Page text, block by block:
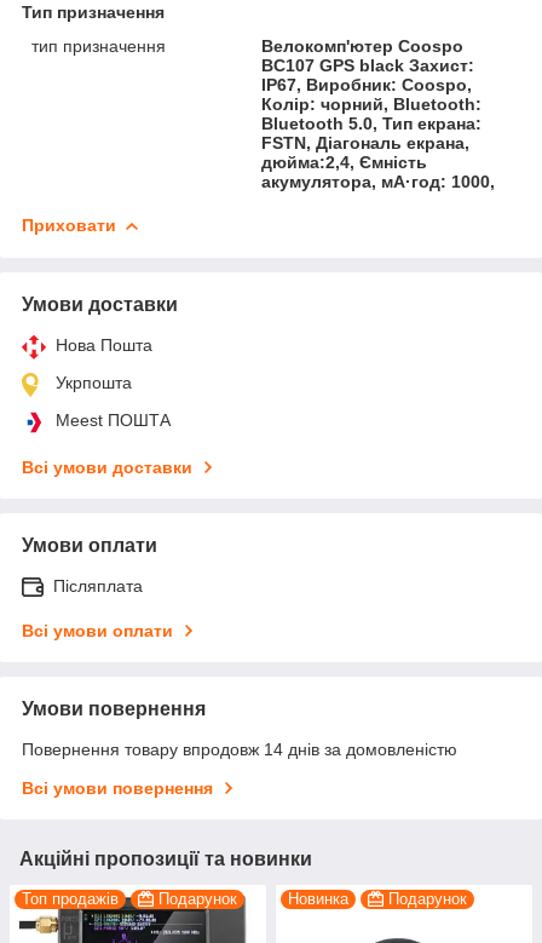
Тип призначення
тип призначення
Велокомп'ютер Coospo
BC107 GPS black Захист:
IP67, Виробник: Coospo,
Колір: чорний, Bluetooth:
Bluetooth 5.0, Тип екрана:
FSTN, Діагональ екрана,
дюйма:2,4, Ємність
акумулятора, мА·год: 1000,
Приховати
Умови доставки
Нова Пошта
Укрпошта
Meest ПОШТА
Всі умови доставки
Умови оплати
Післяплата
Всі умови оплати
Умови повернення
Повернення товару впродовж 14 днів за домовленістю
Всі умови повернення
Акційні пропозиції та новинки
Топ продажів Подарунок Новинка Подарунок